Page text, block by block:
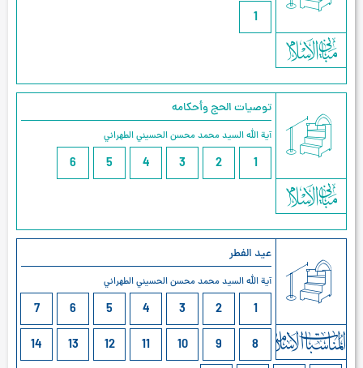
1
توصيات الحج وأحكامه
آية الله السيد محمد محسن الحسيني الطهراني
1
2
3
4
5
6
عيد الفطر
آية الله السيد محمد محسن الحسيني الطهراني
1
2
3
4
5
6
7
8
9
10
11
12
13
14